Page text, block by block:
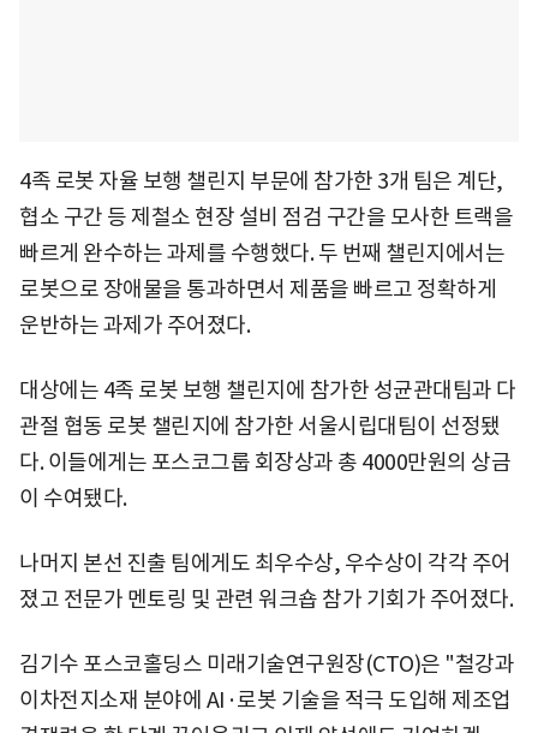
4족 로봇 자율 보행 챌린지 부문에 참가한 3개 팀은 계단,
협소 구간 등 제철소 현장 설비 점검 구간을 모사한 트랙을
빠르게 완수하는 과제를 수행했다. 두 번째 챌린지에서는
로봇으로 장애물을 통과하면서 제품을 빠르고 정확하게
운반하는 과제가 주어졌다.
대상에는 4족 로봇 보행 챌린지에 참가한 성균관대팀과 다
관절 협동 로봇 챌린지에 참가한 서울시립대팀이 선정됐
다. 이들에게는 포스코그룹 회장상과 총 4000만원의 상금
이 수여됐다.
나머지 본선 진출 팀에게도 최우수상, 우수상이 각각 주어
졌고 전문가 멘토링 및 관련 워크숍 참가 기회가 주어졌다.
김기수 포스코홀딩스 미래기술연구원장(CTO)은 "철강과
이차전지소재 분야에 AI·로봇 기술을 적극 도입해 제조업